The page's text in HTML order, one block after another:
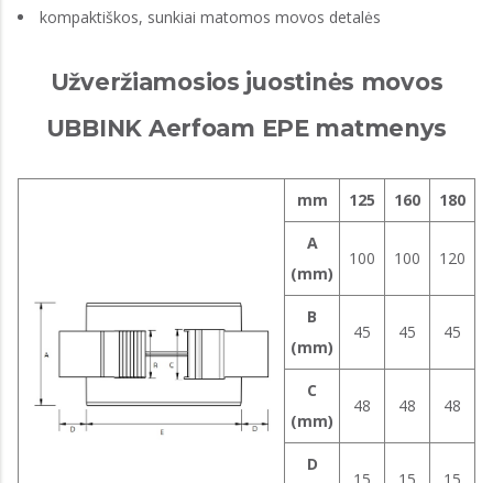
kompaktiškos, sunkiai matomos movos detalės
Užveržiamosios juostinės movos
UBBINK Aerfoam EPE matmenys
mm 125 160 180
A
(mm)
100 100 120
B
(mm)
45 45 45
C
(mm)
48 48 48
D